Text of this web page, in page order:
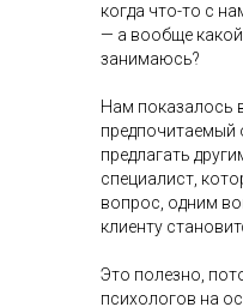
когда что-то с
— а вообще
занимаюсь?
Нам показалось
предпочитаемый
предлагать
специалист,
вопрос, одним
клиенту
Это полезно,
психологов на